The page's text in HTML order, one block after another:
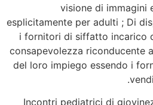
visione di immagini
esplicitamente per adulti ; Di
i fornitori di siffatto incarico
consapevolezza riconducente
del loro impiego essendo i
Incontri pediatrici di